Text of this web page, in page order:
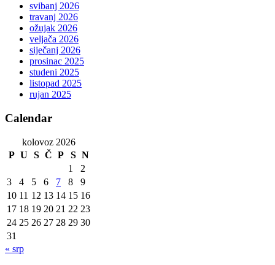
svibanj 2026
travanj 2026
ožujak 2026
veljača 2026
siječanj 2026
prosinac 2025
studeni 2025
listopad 2025
rujan 2025
Calendar
kolovoz 2026
P U S Č P S N
1
2
3
4 5 6 7 8
9
10 11 12 13 14 15 16
17 18 19 20 21 22 23
24 25 26 27 28 29 30
31
« srp